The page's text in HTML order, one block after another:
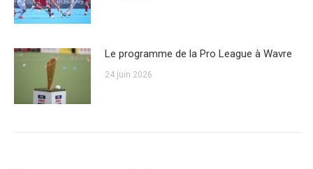
Le programme de la Pro League à Wavre
24 juin 2026